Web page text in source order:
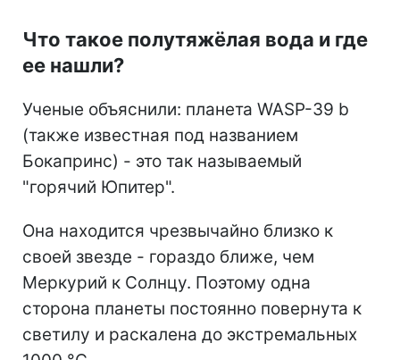
Что такое полутяжёлая вода и где
ее нашли?
Ученые объяснили: планета WASP-39 b
(также известная под названием
Бокапринс) - это так называемый
"горячий Юпитер".
Она находится чрезвычайно близко к
своей звезде - гораздо ближе, чем
Меркурий к Солнцу. Поэтому одна
сторона планеты постоянно повернута к
светилу и раскалена до экстремальных